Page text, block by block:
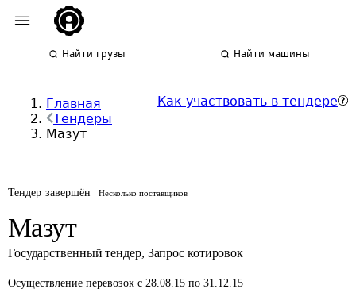
Найти грузы Найти машины
Главная
Тендеры
Мазут
Как участвовать в тендере
Тендер завершён Несколько поставщиков
Мазут
Государственный тендер, Запрос котировок
Осуществление перевозок с 28.08.15 по 31.12.15